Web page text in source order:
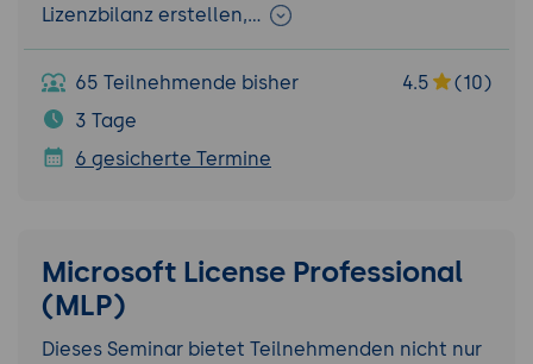
Lizenzbilanz erstellen,…
65 Teilnehmende bisher 4.5
(10)
3 Tage
6 gesicherte Termine
Microsoft License Professional
(MLP)
Dieses Seminar bietet Teilnehmenden nicht nur